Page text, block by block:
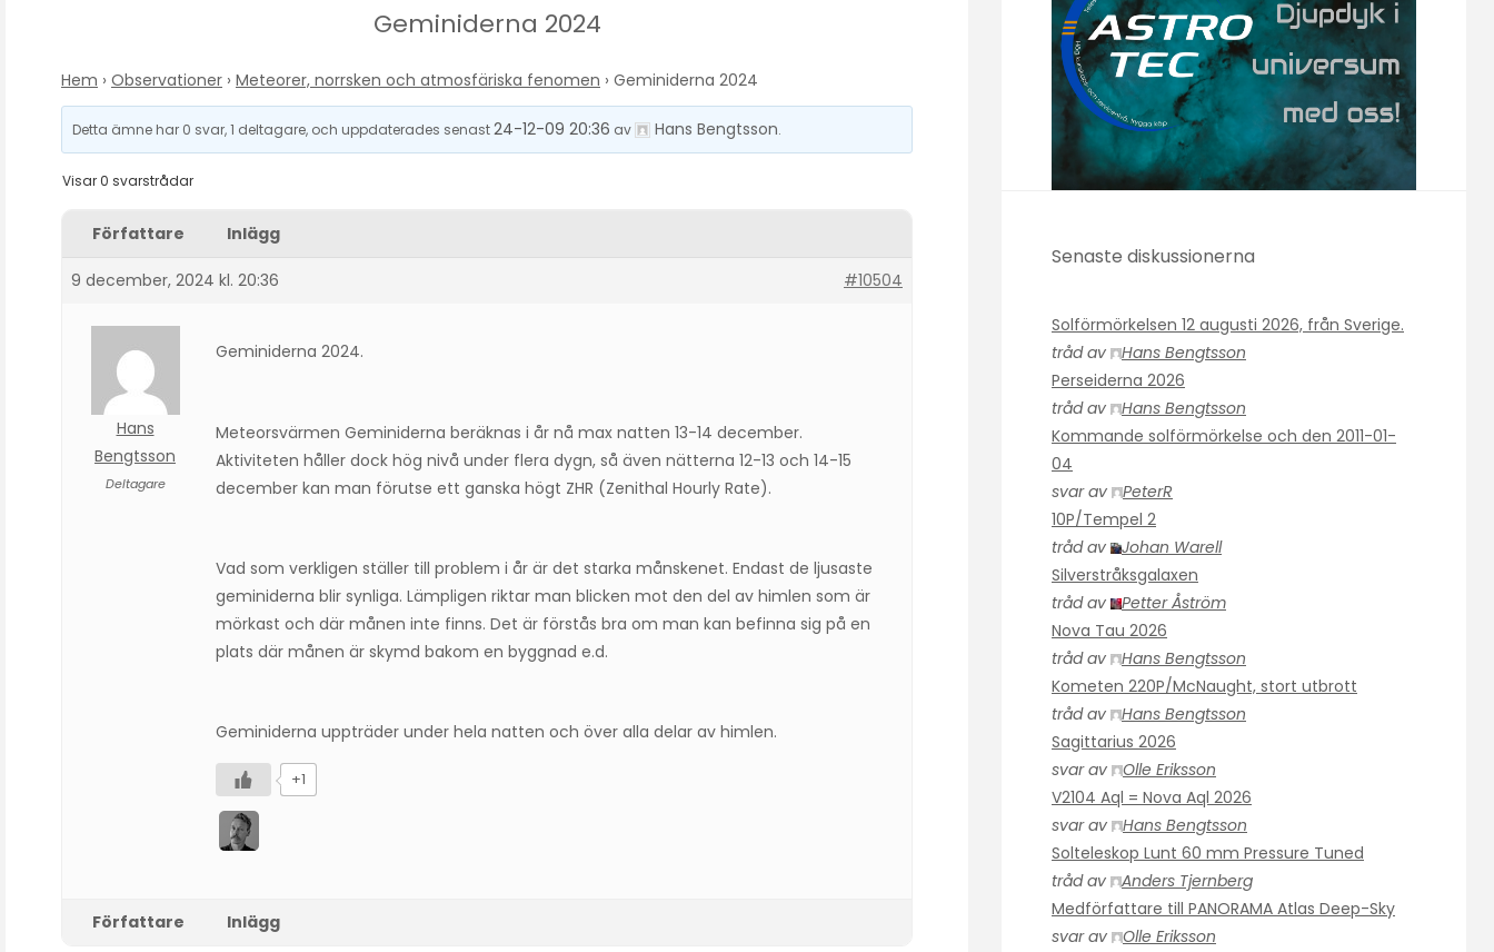
Geminiderna 2024
Hem › Observationer › Meteorer, norrsken och atmosfäriska fenomen › Geminiderna 2024
Detta ämne har 0 svar, 1 deltagare, och uppdaterades senast24-12-09 20:36 av Hans Bengtsson.
Visar 0 svarstrådar
Författare Inlägg
9 december, 2024 kl. 20:36 #10504
Hans
Bengtsson
Deltagare
Geminiderna 2024.
Meteorsvärmen Geminiderna beräknas i år nå max natten 13-14 december.
Aktiviteten håller dock hög nivå under flera dygn, så även nätterna 12-13 och 14-15
december kan man förutse ett ganska högt ZHR (Zenithal Hourly Rate).
Vad som verkligen ställer till problem i år är det starka månskenet. Endast de ljusaste
geminiderna blir synliga. Lämpligen riktar man blicken mot den del av himlen som är
mörkast och där månen inte finns. Det är förstås bra om man kan befinna sig på en
plats där månen är skymd bakom en byggnad e.d.
Geminiderna uppträder under hela natten och över alla delar av himlen.
+1
Författare Inlägg
Senaste diskussionerna
Solförmörkelsen 12 augusti 2026, från Sverige.
tråd av
Hans Bengtsson
Perseiderna 2026
tråd av
Hans Bengtsson
Kommande solförmörkelse och den 2011-01-
04
svar av
PeterR
10P/Tempel 2
tråd av
Johan Warell
Silverstråksgalaxen
tråd av
Petter Åström
Nova Tau 2026
tråd av
Hans Bengtsson
Kometen 220P/McNaught, stort utbrott
tråd av
Hans Bengtsson
Sagittarius 2026
svar av
Olle Eriksson
V2104 Aql = Nova Aql 2026
svar av
Hans Bengtsson
Solteleskop Lunt 60 mm Pressure Tuned
tråd av
Anders Tjernberg
Medförfattare till PANORAMA Atlas Deep-Sky
svar av
Olle Eriksson